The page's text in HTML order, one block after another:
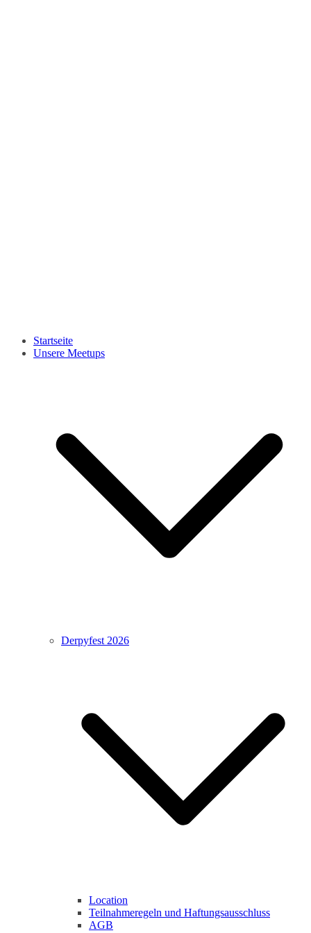
Startseite
Unsere Meetups
Derpyfest 2026
Location
Teilnahmeregeln und Haftungsausschluss
AGB